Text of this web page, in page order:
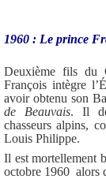
1960 : Le prince
Deuxième fils du
François intègre
avoir obtenu son
de Beauvais. Il
chasseurs alpins,
Louis Philippe.
Il est mortellement
octobre 1960 alors